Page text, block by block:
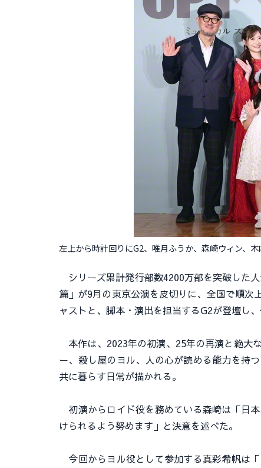
左上から時計回りにG2、唯月ふうか、森崎ウィン、
シリーズ累計発行部数4200万部を突破した
篇」が9月の東京公演を皮切りに、全国で順次
ャストと、脚本・演出を担当するG2が登壇し、
本作は、2023年の初演、25年の再演と絶大
ー、殺し屋のヨル、人の心が読める能力を持
共に暮らす日常が描かれる。
初演からロイド役を務めている森崎は「日
けられるよう努めます」と決意を述べた。
今回からヨル役として参加する真彩希帆は